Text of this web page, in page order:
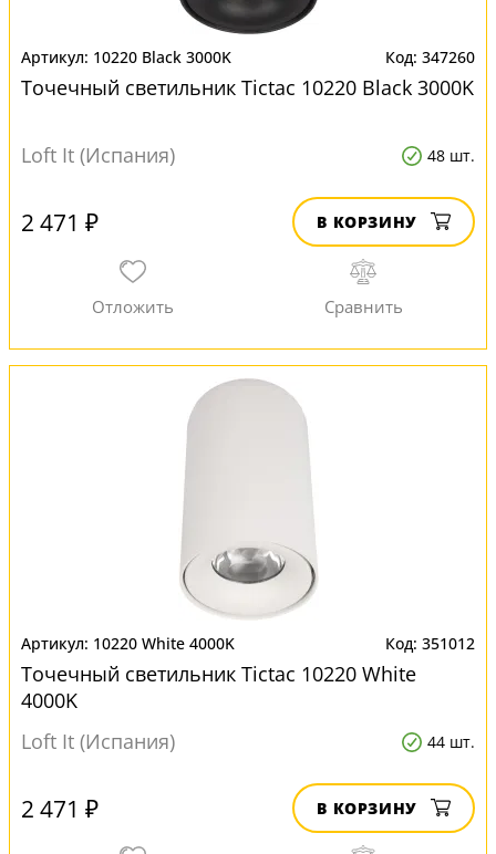
10220 Black 3000K 347260
Точечный светильник Tictac 10220 Black 3000K
Loft It (Испания) 48 шт.
2 471 ₽ В КОРЗИНУ
10220 White 4000K 351012
Точечный светильник Tictac 10220 White
4000K
Loft It (Испания)
44 шт.
2 471 ₽ В КОРЗИНУ